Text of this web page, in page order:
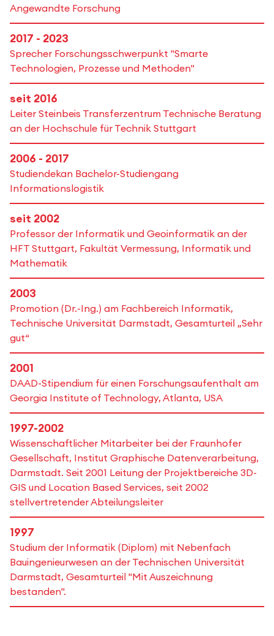
Angewandte Forschung
2017 - 2023
Sprecher Forschungsschwerpunkt "Smarte
Technologien, Prozesse und Methoden"
seit 2016
Leiter Steinbeis Transferzentrum Technische Beratung
an der Hochschule für Technik Stuttgart
2006 - 2017
Studiendekan Bachelor-Studiengang
Informationslogistik
seit 2002
Professor der Informatik und Geoinformatik an der
HFT Stuttgart, Fakultät Vermessung, Informatik und
Mathematik
2003
Promotion (Dr.-Ing.) am Fachbereich Informatik,
Technische Universität Darmstadt, Gesamturteil „Sehr
gut“
2001
DAAD-Stipendium für einen Forschungsaufenthalt am
Georgia Institute of Technology, Atlanta, USA
1997-2002
Wissenschaftlicher Mitarbeiter bei der Fraunhofer
Gesellschaft, Institut Graphische Datenverarbeitung,
Darmstadt. Seit 2001 Leitung der Projektbereiche 3D-
GIS und Location Based Services, seit 2002
stellvertretender Abteilungsleiter
1997
Studium der Informatik (Diplom) mit Nebenfach
Bauingenieurwesen an der Technischen Universität
Darmstadt, Gesamturteil "Mit Auszeichnung
bestanden".